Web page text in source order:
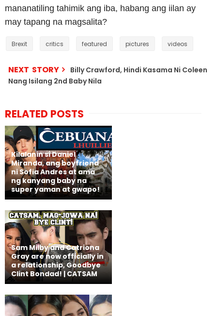
mananatiling tahimik ang iba, habang ang iilan ay
may tapang na magsalita?
Brexit critics featured pictures videos
NEXT STORY
Billy Crawford, Hindi Kasama Ni Coleen
Nang Isilang 2nd Baby Nila
RELATED POSTS
Kilalanin si Daniel
Miranda, ang boyfriend
ni Sofia Andres at ama
ng kanyang baby na
super yaman at gwapo!
Sam Milby and Catriona
Gray are now officially in
a relationship, Goodbye
Clint Bondad! | CATSAM